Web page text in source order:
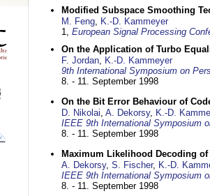
Modified Subspace Smoothing
M. Feng, K.-D. Kammeyer
1, European Signal Processing
On the Application of Turbo
F. Jordan, K.-D. Kammeyer
9th International Symposium on
8. - 11. September 1998
On the Bit Error Behaviour of
D. Nikolai, A. Dekorsy, K.-D.
IEEE 9th International Symposium
8. - 11. September 1998
Maximum Likelihood Decoding
A. Dekorsy, S. Fischer, K.-D.
IEEE 9th International Symposium
8. - 11. September 1998